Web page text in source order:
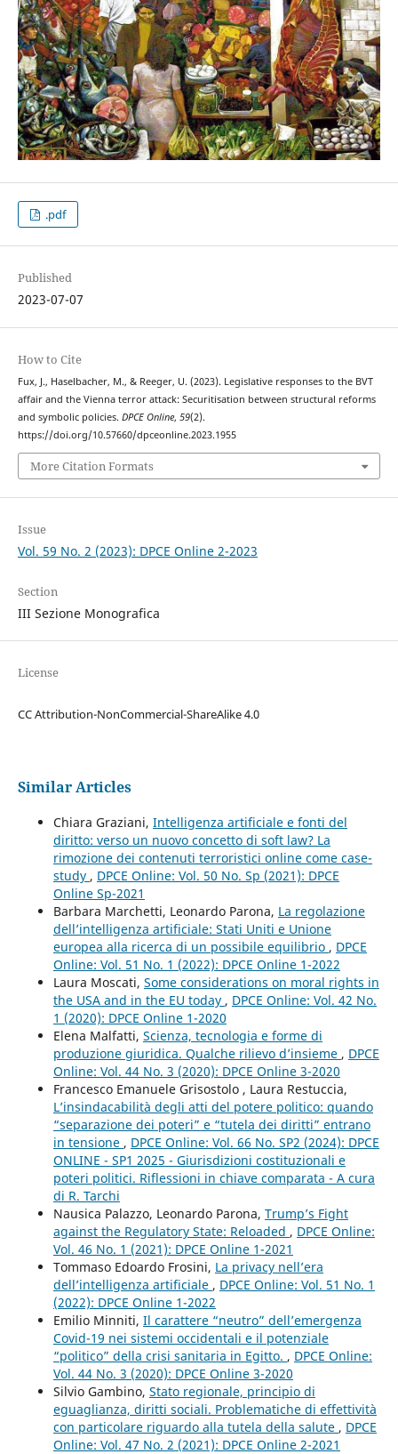
.pdf
Published
2023-07-07
How to Cite
Fux, J., Haselbacher, M., & Reeger, U. (2023). Legislative responses to the BVT
affair and the Vienna terror attack: Securitisation between structural reforms
and symbolic policies. DPCE Online, 59(2).
https://doi.org/10.57660/dpceonline.2023.1955
More Citation Formats
Issue
Vol. 59 No. 2 (2023): DPCE Online 2-2023
Section
III Sezione Monografica
License
CC Attribution-NonCommercial-ShareAlike 4.0
Similar Articles
Chiara Graziani, Intelligenza artificiale e fonti del
diritto: verso un nuovo concetto di soft law? La
rimozione dei contenuti terroristici online come case-
study , DPCE Online: Vol. 50 No. Sp (2021): DPCE
Online Sp-2021
Barbara Marchetti, Leonardo Parona, La regolazione
dell’intelligenza artificiale: Stati Uniti e Unione
europea alla ricerca di un possibile equilibrio , DPCE
Online: Vol. 51 No. 1 (2022): DPCE Online 1-2022
Laura Moscati, Some considerations on moral rights in
the USA and in the EU today , DPCE Online: Vol. 42 No.
1 (2020): DPCE Online 1-2020
Elena Malfatti, Scienza, tecnologia e forme di
produzione giuridica. Qualche rilievo d’insieme , DPCE
Online: Vol. 44 No. 3 (2020): DPCE Online 3-2020
Francesco Emanuele Grisostolo , Laura Restuccia,
L’insindacabilità degli atti del potere politico: quando
“separazione dei poteri” e “tutela dei diritti” entrano
in tensione , DPCE Online: Vol. 66 No. SP2 (2024): DPCE
ONLINE - SP1 2025 - Giurisdizioni costituzionali e
poteri politici. Riflessioni in chiave comparata - A cura
di R. Tarchi
Nausica Palazzo, Leonardo Parona, Trump’s Fight
against the Regulatory State: Reloaded , DPCE Online:
Vol. 46 No. 1 (2021): DPCE Online 1-2021
Tommaso Edoardo Frosini, La privacy nell’era
dell’intelligenza artificiale , DPCE Online: Vol. 51 No. 1
(2022): DPCE Online 1-2022
Emilio Minniti, Il carattere “neutro” dell’emergenza
Covid-19 nei sistemi occidentali e il potenziale
“politico” della crisi sanitaria in Egitto. , DPCE Online:
Vol. 44 No. 3 (2020): DPCE Online 3-2020
Silvio Gambino, Stato regionale, principio di
eguaglianza, diritti sociali. Problematiche di effettività
con particolare riguardo alla tutela della salute , DPCE
Online: Vol. 47 No. 2 (2021): DPCE Online 2-2021